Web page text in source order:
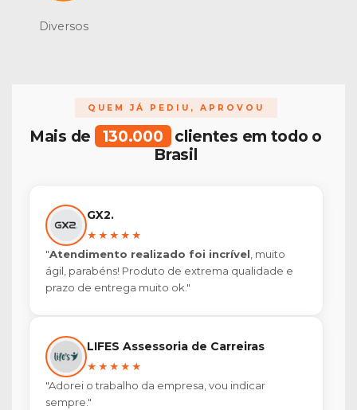
Diversos
QUEM JÁ PEDIU, APROVOU
Mais de 130.000
clientes em todo o
Brasil
GX2.
★★★★★
"Atendimento realizado foi incrível, muito
ágil, parabéns! Produto de extrema qualidade e
prazo de entrega muito ok."
LIFES Assessoria de Carreiras
★★★★★
"Adorei o trabalho da empresa, vou indicar
sempre."